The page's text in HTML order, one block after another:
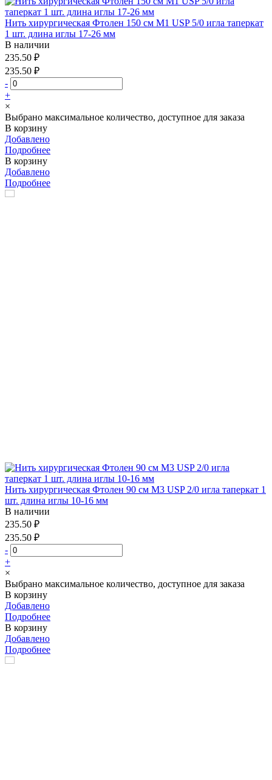
Нить хирургическая Фтолен 150 см М1 USP 5/0 игла таперкат
1 шт. длина иглы 17-26 мм
В наличии
235.50 ₽
235.50 ₽
-
+
×
Выбрано максимальное количество, доступное для заказа
В корзину
Добавлено
Подробнее
В корзину
Добавлено
Подробнее
Нить хирургическая Фтолен 90 см М3 USP 2/0 игла таперкат 1
шт. длина иглы 10-16 мм
В наличии
235.50 ₽
235.50 ₽
-
+
×
Выбрано максимальное количество, доступное для заказа
В корзину
Добавлено
Подробнее
В корзину
Добавлено
Подробнее